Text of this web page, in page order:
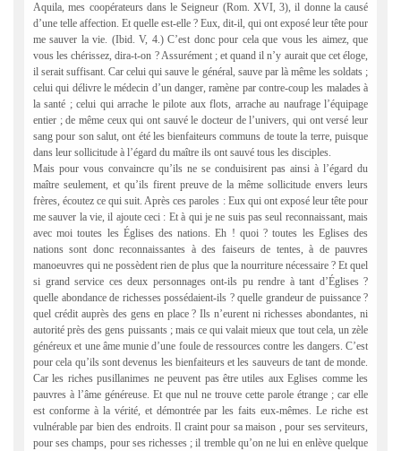
Aquila, mes coopérateurs dans le Seigneur (Rom. XVI, 3), il donne la causé
d’une telle affection. Et quelle est-elle ? Eux, dit-il, qui ont exposé leur tête pour
me sauver la vie. (Ibid. V, 4.) C’est donc pour cela que vous les aimez, que
vous les chérissez, dira-t-on ? Assurément ; et quand il n’y aurait que cet éloge,
il serait suffisant. Car celui qui sauve le général, sauve par là même les soldats ;
celui qui délivre le médecin d’un danger, ramène par contre-coup les malades à
la santé ; celui qui arrache le pilote aux flots, arrache au naufrage l’équipage
entier ; de même ceux qui ont sauvé le docteur de l’univers, qui ont versé leur
sang pour son salut, ont été les bienfaiteurs communs de toute la terre, puisque
dans leur sollicitude à l’égard du maître ils ont sauvé tous les disciples.
Mais pour vous convaincre qu’ils ne se conduisirent pas ainsi à l’égard du
maître seulement, et qu’ils firent preuve de la même sollicitude envers leurs
frères, écoutez ce qui suit. Après ces paroles : Eux qui ont exposé leur tête pour
me sauver la vie, il ajoute ceci : Et à qui je ne suis pas seul reconnaissant, mais
avec moi toutes les Églises des nations. Eh ! quoi ? toutes les Eglises des
nations sont donc reconnaissantes à des faiseurs de tentes, à de pauvres
manoeuvres qui ne possèdent rien de plus que la nourriture nécessaire ? Et quel
si grand service ces deux personnages ont-ils pu rendre à tant d’Églises ?
quelle abondance de richesses possédaient-ils ? quelle grandeur de puissance ?
quel crédit auprès des gens en place ? Ils n’eurent ni richesses abondantes, ni
autorité près des gens puissants ; mais ce qui valait mieux que tout cela, un zèle
généreux et une âme munie d’une foule de ressources contre les dangers. C’est
pour cela qu’ils sont devenus les bienfaiteurs et les sauveurs de tant de monde.
Car les riches pusillanimes ne peuvent pas être utiles aux Eglises comme les
pauvres à l’âme généreuse. Et que nul ne trouve cette parole étrange ; car elle
est conforme à la vérité, et démontrée par les faits eux-mêmes. Le riche est
vulnérable par bien des endroits. Il craint pour sa maison , pour ses serviteurs,
pour ses champs, pour ses richesses ; il tremble qu’on ne lui en enlève quelque